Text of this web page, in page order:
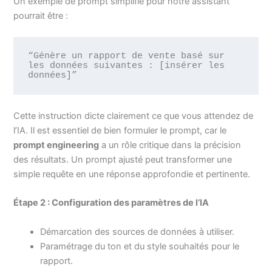
pourrait être :
“Génère un rapport de vente basé sur
les données suivantes : [insérer les
données]”
Cette instruction dicte clairement ce que vous attendez de
l’IA. Il est essentiel de bien formuler le prompt, car le
prompt engineering a un rôle critique dans la précision
des résultats. Un prompt ajusté peut transformer une
simple requête en une réponse approfondie et pertinente.
Étape 2 : Configuration des paramètres de l’IA
Démarcation des sources de données à utiliser.
Paramétrage du ton et du style souhaités pour le
rapport.